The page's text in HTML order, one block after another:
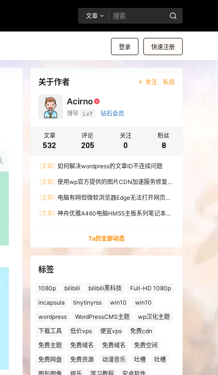
文章
登录 快速注册
关于作者 关注 私信
Acirno
博导 Lv7 钻石会员
文章
532
评论
205
关注
0
粉丝
8
[文章] 如何解决wordpress的文章ID不连续问题
[文章] 使用wp官方提供的图片CDN加速服务修复微
[文章] 电脑有网但微软浏览器Edge无法打开网页的
[文章] 神舟优雅A460电脑HM55主板系列笔记本无
Ta的全部动态
标签
1080p bilibili bilibili黑科技
Full-HD 1080p
incapsula
tinytinyrss win10
win10
wordpress
WordPressCMS主题
wp汉化主题
下载工具
低价vps 便宜vps
免费cdn
免费主题
免费域名 免费域名
免费空间
免费网盘
免费资源 动漫音乐 吐槽
吐槽